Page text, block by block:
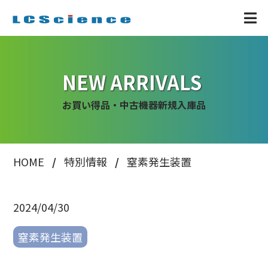
NEW ARRIVALS
お買い得品・中古機器新規入庫品
HOME 特別情報 窒素発生装置
2024/04/30
窒素発生装置